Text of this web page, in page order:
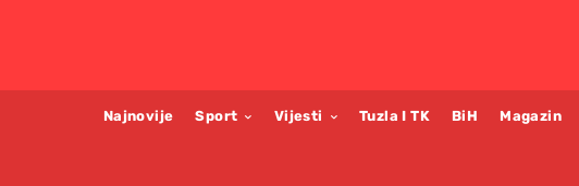
Najnovije Sport Vijesti Tuzla I TK BiH Magazin